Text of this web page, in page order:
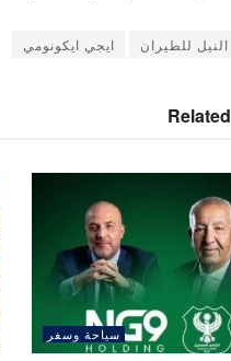
النيل للطيران ايجي ايكونومي
Related
سياحة وسفر